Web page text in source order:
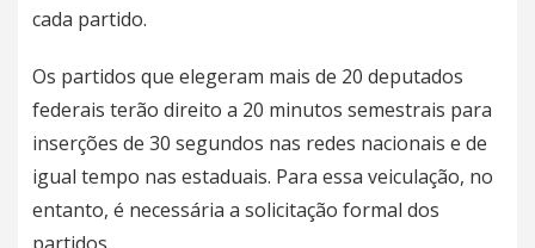
cada partido.
Os partidos que elegeram mais de 20 deputados
federais terão direito a 20 minutos semestrais para
inserções de 30 segundos nas redes nacionais e de
igual tempo nas estaduais. Para essa veiculação, no
entanto, é necessária a solicitação formal dos
partidos.